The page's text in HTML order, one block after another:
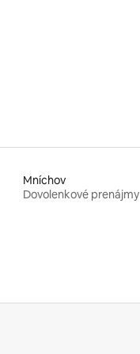
Mníchov
Dovolenkové prenájmy